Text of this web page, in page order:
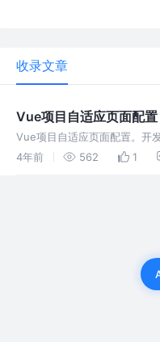
收录文章
Vue项目自适应页面配置
Vue项目自适应页面配置。开
录创建utils文件夹，在文件夹
4年前 562 1